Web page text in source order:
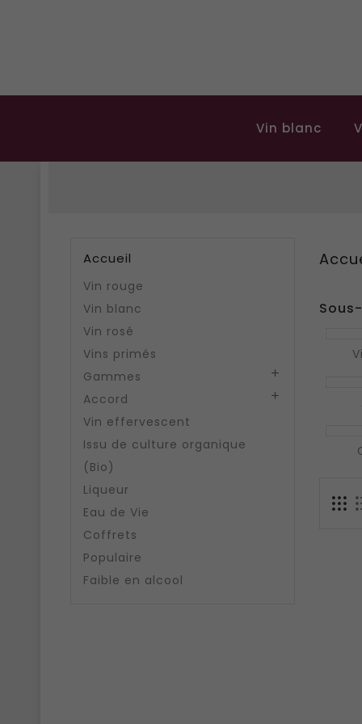
Vin blanc
Accueil
Vin rouge
Vin blanc
Vin rosé
Vins primés
Gammes

Accord 
Vin effervescent
Issu de culture organique
(Bio)
Liqueur
Eau de Vie
Coffrets
Populaire
Faible en alcool